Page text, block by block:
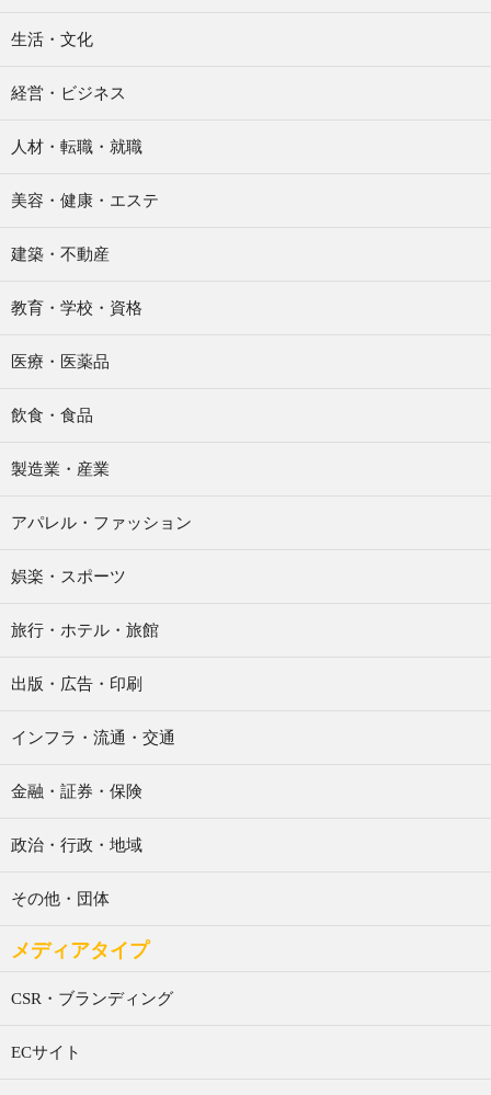
生活・文化
経営・ビジネス
人材・転職・就職
美容・健康・エステ
建築・不動産
教育・学校・資格
医療・医薬品
飲食・食品
製造業・産業
アパレル・ファッション
娯楽・スポーツ
旅行・ホテル・旅館
出版・広告・印刷
インフラ・流通・交通
金融・証券・保険
政治・行政・地域
その他・団体
メディアタイプ
CSR・ブランディング
ECサイト